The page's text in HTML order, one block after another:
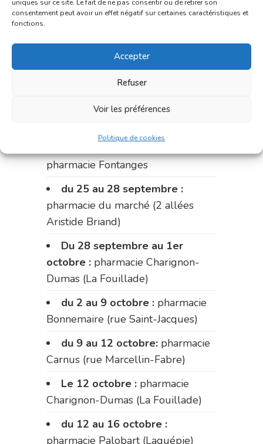
uniques sur ce site. Le fait de ne pas consentir ou de retirer son
consentement peut avoir un effet négatif sur certaines caractéristiques et
fonctions.
Accepter
Refuser
Voir les préférences
Politique de cookies
du 11 au 14 septembre :
République)
Le 14 septembre :pharmacie
Charignon-Dumas (La Fouillade)
du 14 au 18 septembre :
pharmacie Fontanges
du 25 au 28 septembre :
pharmacie du marché (2 allées
Aristide Briand)
Du 28 septembre au 1er
octobre : pharmacie Charignon-
Dumas (La Fouillade)
du 2 au 9 octobre : pharmacie
Bonnemaire (rue Saint-Jacques)
du 9 au 12 octobre: pharmacie
Carnus (rue Marcellin-Fabre)
Le 12 octobre : pharmacie
Charignon-Dumas (La Fouillade)
du 12 au 16 octobre :
pharmacie Palobart (Laguépie)